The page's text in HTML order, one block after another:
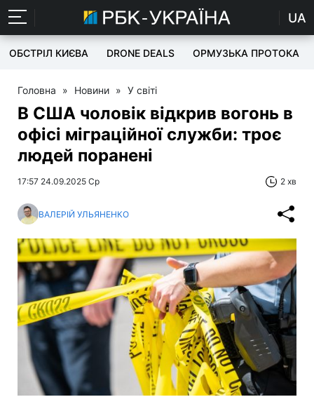
UA
ОБСТРІЛ КИЄВА DRONE DEALS ОРМУЗЬКА ПРОТОКА
Головна » Новини » У світі
В США чоловік відкрив вогонь в
офісі міграційної служби: троє
людей поранені
17:57 24.09.2025 Ср 2 хв
ВАЛЕРІЙ УЛЬЯНЕНКО